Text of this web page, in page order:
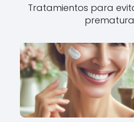
Tratamientos para